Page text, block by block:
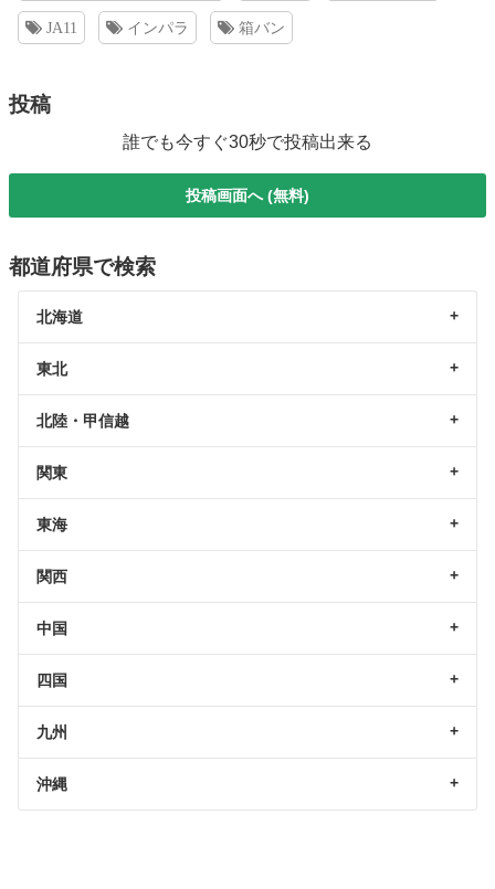
JA11 インパラ 箱バン
投稿
誰でも今すぐ30秒で投稿出来る
投稿画面へ (無料)
都道府県で検索
北海道
東北
北陸・甲信越
関東
東海
関西
中国
四国
九州
沖縄